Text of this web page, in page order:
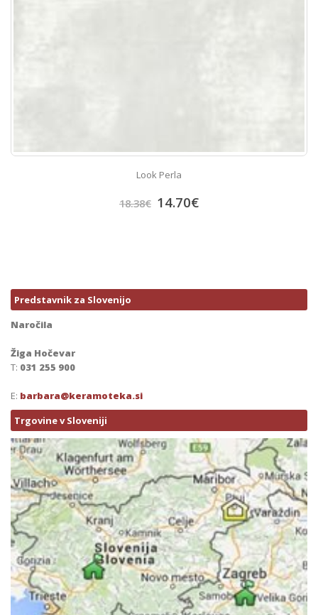
Look Perla
18.38€ 14.70€
Predstavnik za Slovenijo
Naročila
Žiga Hočevar
T: 031 255 900
E: barbara@keramoteka.si
Trgovine v Sloveniji